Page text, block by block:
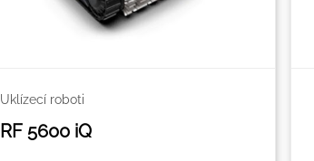
Uklízecí roboti
RF 5600 iQ